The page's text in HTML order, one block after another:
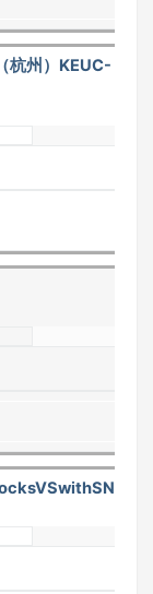
杭州）KEUC-